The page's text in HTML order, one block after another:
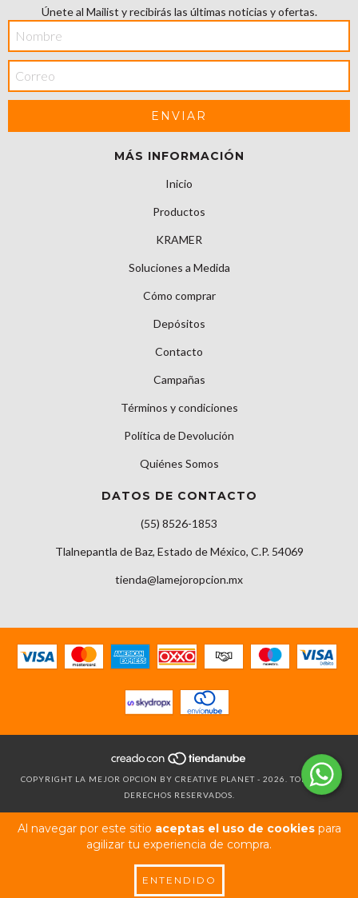
Al navegar por este sitio aceptas el uso de cookiespara
agilizar tu experiencia de compra.
ENTENDIDO
Únete al Mailist y recibirás las últimas noticias y ofertas.
MÁS INFORMACIÓN
Inicio
Productos
KRAMER
Soluciones a Medida
Cómo comprar
Depósitos
Contacto
Campañas
Términos y condiciones
Política de Devolución
Quiénes Somos
DATOS DE CONTACTO
(55) 8526-1853
Tlalnepantla de Baz, Estado de México, C.P. 54069
tienda@lamejoropcion.mx
COPYRIGHT LA MEJOR OPCION BY CREATIVE PLANET - 2026. TODOS LOS
DERECHOS RESERVADOS.